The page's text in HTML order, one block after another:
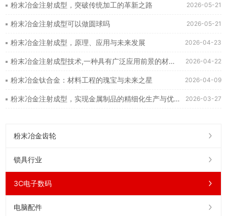
2026-05-21
粉末冶金注射成型，突破传统加工的革新之路
2026-05-21
粉末冶金注射成型可以做圆球吗
2026-04-23
粉末冶金注射成型，原理、应用与未来发展
2026-04-22
粉末冶金注射成型技术,一种具有广泛应用前景的材料加工方法
2026-04-09
粉末冶金钛合金：材料工程的瑰宝与未来之星
2026-03-27
粉末冶金注射成型，实现金属制品的精细化生产与优化设计
粉末冶金齿轮
锁具行业
3C电子数码
电脑配件